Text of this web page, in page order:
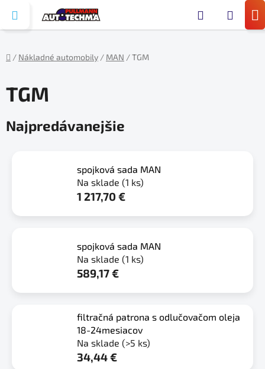
obsah
/ Nákladné automobily / MAN /TGM
TGM
Najpredávanejšie
spojková sada MAN
Na sklade (1 ks)
1 217,70 €
spojková sada MAN
Na sklade (1 ks)
589,17 €
filtračná patrona s odlučovačom oleja
18-24mesiacov
Na sklade (>5 ks)
34,44 €